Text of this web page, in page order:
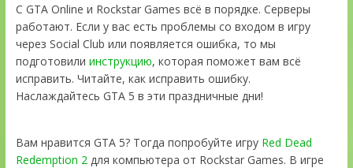
С GTA Online и Rockstar Games всё в порядке. Серверы
работают. Если у вас есть проблемы со входом в игру
через Social Club или появляется ошибка, то мы
подготовили инструкцию, которая поможет вам всё
исправить. Читайте, как исправить ошибку.
Наслаждайтесь GTA 5 в эти праздничные дни!
Вам нравится GTA 5? Тогда попробуйте игру Red Dead
Redemption 2 для компьютера от Rockstar Games. В игре